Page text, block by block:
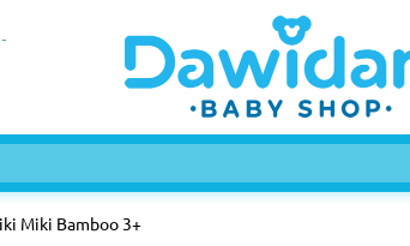
Miki Bamboo 3+